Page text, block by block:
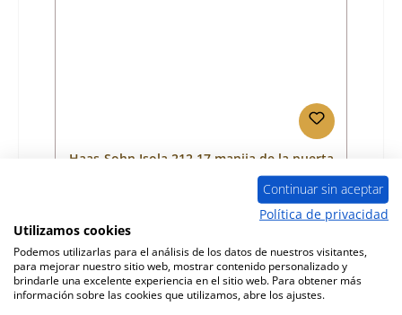
Haas-Sohn Isola 212.17 manija de la puerta
01002631
Precio normal:
148,00 €
tiempo de entrega aprox. 2-3 semanas
Continuar sin aceptar
Política de privacidad
Utilizamos cookies
Podemos utilizarlas para el análisis de los datos de nuestros visitantes,
para mejorar nuestro sitio web, mostrar contenido personalizado y
brindarle una excelente experiencia en el sitio web. Para obtener más
información sobre las cookies que utilizamos, abre los ajustes.